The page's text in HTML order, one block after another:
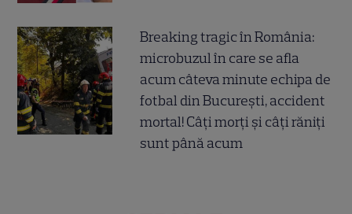
Breaking tragic în România:
microbuzul în care se afla
acum câteva minute echipa de
fotbal din București, accident
mortal! Câți morți și câți răniți
sunt până acum